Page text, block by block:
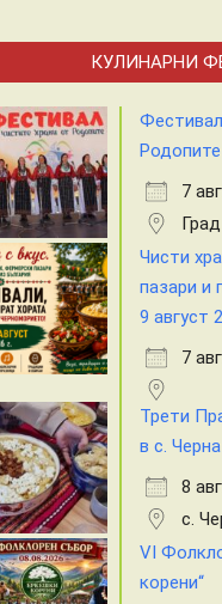
КУЛИНАРНИ
7
Чисти
пазари и
9 август
7
Трети
в с.
8
с.
VI
корени“